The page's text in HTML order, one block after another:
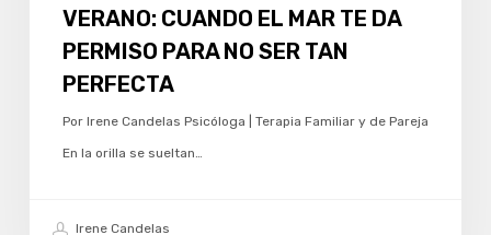
PERFECTA
VERANO: CUANDO EL MAR TE DA
PERMISO PARA NO SER TAN
PERFECTA
Por Irene Candelas Psicóloga | Terapia Familiar y de Pareja
En la orilla se sueltan…
Irene Candelas